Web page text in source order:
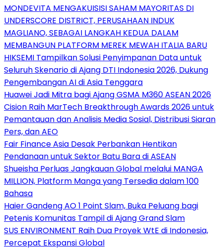
MONDEVITA MENGAKUISISI SAHAM MAYORITAS DI
UNDERSCORE DISTRICT, PERUSAHAAN INDUK
MAGLIANO, SEBAGAI LANGKAH KEDUA DALAM
MEMBANGUN PLATFORM MEREK MEWAH ITALIA BARU
HIKSEMI Tampilkan Solusi Penyimpanan Data untuk
Seluruh Skenario di Ajang DTI Indonesia 2026, Dukung
Pengembangan AI di Asia Tenggara
Huawei Jadi Mitra bagi Ajang GSMA M360 ASEAN 2026
Cision Raih MarTech Breakthrough Awards 2026 untuk
Pemantauan dan Analisis Media Sosial, Distribusi Siaran
Pers, dan AEO
Fair Finance Asia Desak Perbankan Hentikan
Pendanaan untuk Sektor Batu Bara di ASEAN
Shueisha Perluas Jangkauan Global melalui MANGA
MILLION, Platform Manga yang Tersedia dalam 100
Bahasa
Haier Gandeng AO 1 Point Slam, Buka Peluang bagi
Petenis Komunitas Tampil di Ajang Grand Slam
SUS ENVIRONMENT Raih Dua Proyek WtE di Indonesia,
Percepat Ekspansi Global